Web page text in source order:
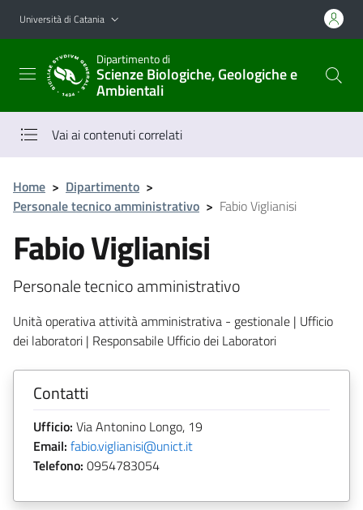
Vai al contenuto principale
Vai al menu di navigazione
Università di Catania
Dipartimento di
Scienze Biologiche, Geologiche e
Ambientali
Vai ai contenuti correlati
Home > Dipartimento >
Personale tecnico amministrativo > Fabio Viglianisi
Fabio Viglianisi
Personale tecnico amministrativo
Unità operativa attività amministrativa - gestionale | Ufficio
dei laboratori | Responsabile Ufficio dei Laboratori
Contatti
Ufficio: Via Antonino Longo, 19
Email: fabio.viglianisi@unict.it
Telefono: 0954783054